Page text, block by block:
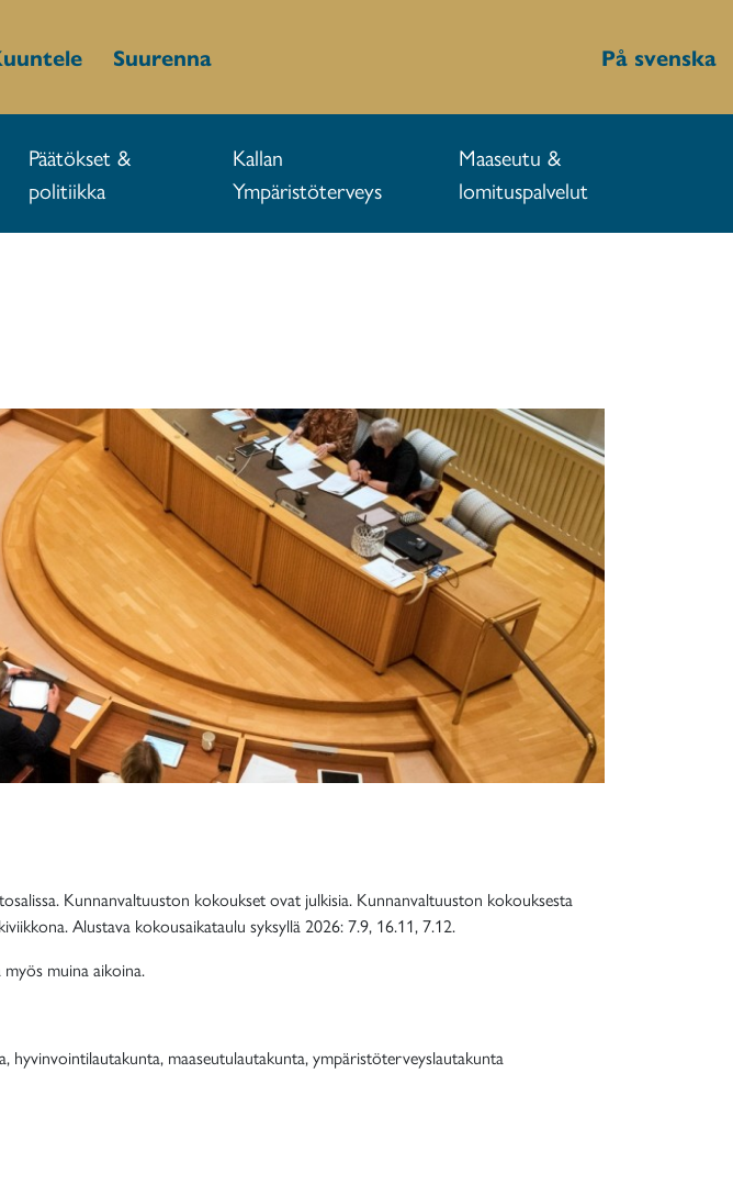
Suurenna På svenska
Päätökset &
politiikka
Kallan
Ympäristöterveys
Maaseutu &
lomituspalvelut
Kunnanvaltuuston kokoukset ovat julkisia. Kunnanvaltuuston kokouksesta
Alustava kokousaikataulu syksyllä 2026: 7.9, 16.11, 7.12.
muina aikoina.
hyvinvointilautakunta, maaseutulautakunta,ympäristöterveyslautakunta